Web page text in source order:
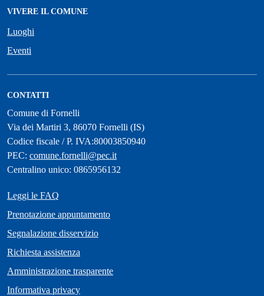
VIVERE IL COMUNE
Luoghi
Eventi
CONTATTI
Comune di Fornelli
Via dei Martiri 3, 86070 Fornelli (IS)
Codice fiscale / P. IVA:80003850940
PEC: comune.fornelli@pec.it
Centralino unico: 0865956132
Leggi le FAQ
Prenotazione appuntamento
Segnalazione disservizio
Richiesta assistenza
Amministrazione trasparente
Informativa privacy